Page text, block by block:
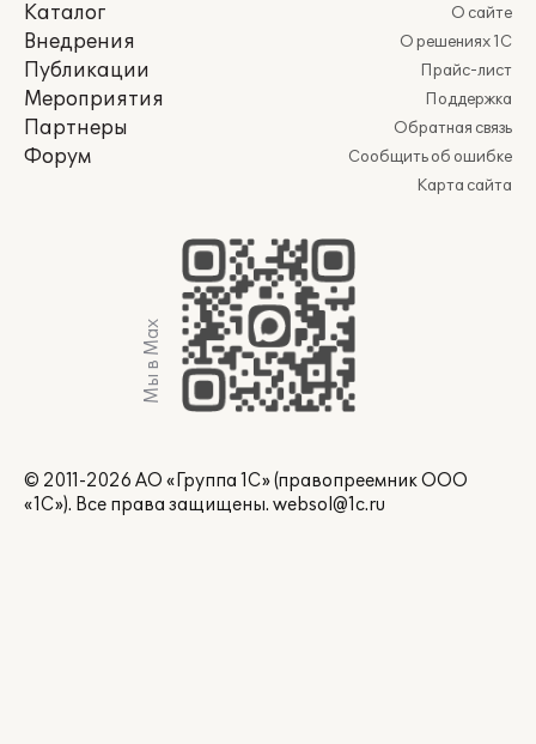
Каталог
Внедрения
Публикации
Мероприятия
Партнеры
Форум
О сайте
О решениях 1С
Прайс-лист
Поддержка
Обратная связь
Сообщить об ошибке
Карта сайта
Мы в Max
© 2011-2026 АО «Группа 1С» (правопреемник ООО
«1С»). Все права защищены. websol@1c.ru